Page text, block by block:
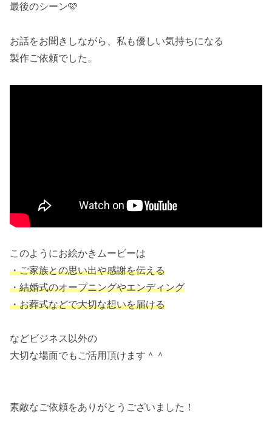
最後のシーン🩷
お話をお聞きしながら、私も優しい気持ちになる
製作ご依頼でした。
このようにお絵かきムービーは
・ご家族との思い出や感謝を伝える
・結婚式のオープニングやエンディング
・お葬式などで大切な想いを届ける
などビジネス以外の
大切な場面でもご活用頂けます＾＾
素敵なご依頼をありがとうございました！